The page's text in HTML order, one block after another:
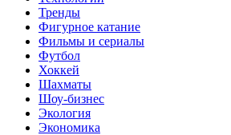
Тренды
Фигурное катание
Фильмы и сериалы
Футбол
Хоккей
Шахматы
Шоу-бизнес
Экология
Экономика